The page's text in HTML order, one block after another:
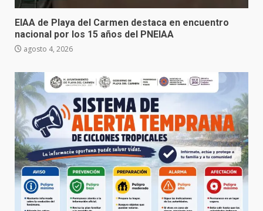
EIAA de Playa del Carmen destaca en encuentro
nacional por los 15 años del PNEIAA
agosto 4, 2026